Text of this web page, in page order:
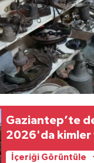
Gaziantep’te
2026'da
İçeriği Görüntüle